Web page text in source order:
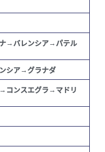
→バレンシア→パテル
シア→グラナダ
ンスエグラ→マドリ